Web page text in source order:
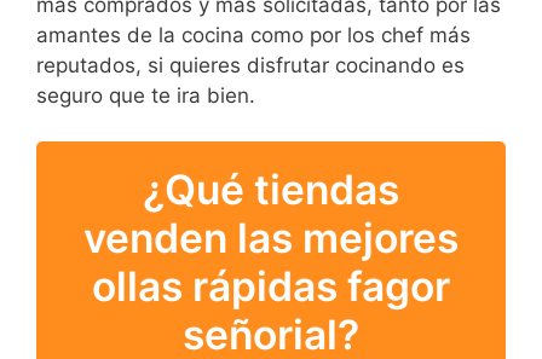
amantes de la cocina como por los chef más
reputados, si quieres disfrutar cocinando es
seguro que te ira bien.
¿Qué tiendas
venden las mejores
ollas rápidas fagor
señorial?